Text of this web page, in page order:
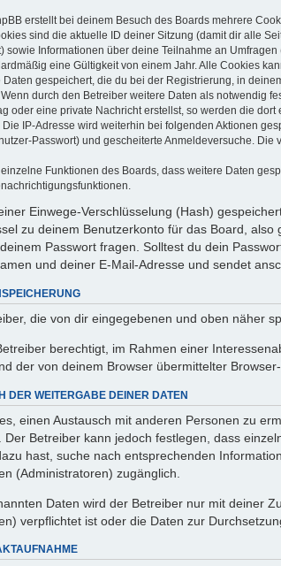
erstellt bei deinem Besuch des Boards mehrere
sind die aktuelle ID deiner Sitzung (damit dir alle
sowie Informationen über deine Teilnahme an
eine Gültigkeit von einem Jahr. Alle Cookies
gespeichert, die du bei der Registrierung, in
durch den Betreiber weitere Daten als notwendig
oder eine private Nachricht erstellst, so werden die
IP-Adresse wird weiterhin bei folgenden Aktionen
Passwort) und gescheiterte Anmeldeversuche.
Funktionen des Boards, dass weitere Daten
Einwege-Verschlüsselung (Hash)
zu deinem Benutzerkonto für das Board,
Passwort fragen. Solltest du dein
und deiner E-Mail-Adresse und sendet
die von dir eingegebenen und oben näher
berechtigt, im Rahmen einer
der von deinem Browser übermittelter
DER WEITERGABE DEINER DATEN
einen Austausch mit anderen Personen zu
Betreiber kann jedoch festlegen, dass
hast, suche nach entsprechenden
(Administratoren) zugänglich.
Daten wird der Betreiber nur mit deiner
verpflichtet ist oder die Daten zur